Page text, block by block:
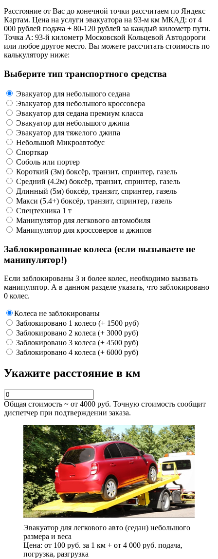
Расстояние от Вас до конечной точки рассчитаем по Яндекс
Картам. Цена на услуги эвакуатора на 93-м км МКАД: от 4
000 рублей подача + 80-120 рублей за каждый километр пути.
Точка А: 93-й километр Московской Кольцевой Автодороги
или любое другое место. Вы можете рассчитать стоимость по
калькулятору ниже:
Выберите тип транспортного средства
Эвакуатор для небольшого седана
Эвакуатор для небольшого кроссовера
Эвакуатор для седана премиум класса
Эвакуатор для небольшого джипа
Эвакуатор для тяжелого джипа
Небольшой Микроавтобус
Спорткар
Соболь или портер
Короткий (3м) боксёр, транзит, спринтер, газель
Средний (4.2м) боксёр, транзит, спринтер, газель
Длинный (5м) боксёр, транзит, спринтер, газель
Макси (5.4+) боксёр, транзит, спринтер, газель
Спецтехника 1 т
Манипулятор для легкового автомобиля
Манипулятор для кроссоверов и джипов
Заблокированные колеса (если вызываете не
манипулятор!)
Если заблокированы 3 и более колес, необходимо вызвать
манипулятор. А в данном разделе указать, что заблокировано
0 колес.
Колеса не заблокированы
Заблокировано 1 колесо (+ 1500 руб)
Заблокировано 2 колеса (+ 3000 руб)
Заблокировано 3 колеса (+ 4500 руб)
Заблокировано 4 колеса (+ 6000 руб)
Укажите расстояние в км
Общая стоимость ~ от 4000 руб. Точную стоимость сообщит
диспетчер при подтверждении заказа.
Эвакуатор для легкового авто (седан) небольшого
размера и веса
Цена: от 100 руб. за 1 км + от 4 000 руб. подача,
погрузка, разгрузка